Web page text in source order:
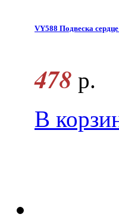
VY588 Подвеска
478 р.
В